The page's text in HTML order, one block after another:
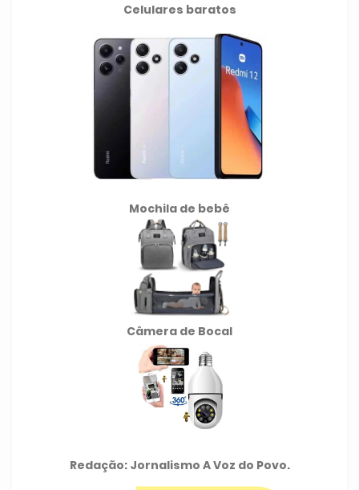
Celulares baratos
Mochila de bebê
Câmera de Bocal
Redação: Jornalismo A Voz do Povo.